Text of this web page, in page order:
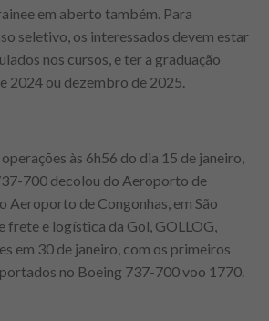
em aberto também. Para
seletivo, os interessados devem estar
nos cursos, e ter a graduação
2024 ou dezembro de 2025.
às 6h56 do dia 15 de janeiro,
700 decolou do Aeroporto de
Aeroporto de Congonhas, em São
frete e logística da Gol, GOLLOG,
em 30 de janeiro, com os primeiros
no Boeing 737-700 voo 1770.